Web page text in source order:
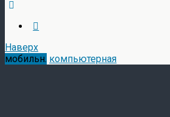
Наверх
мобильн. компьютерная